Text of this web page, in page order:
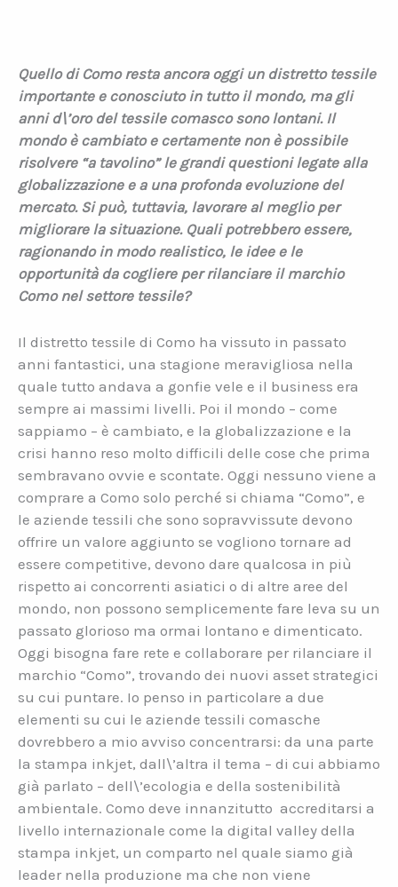
Quello di Como resta ancora oggi un distretto tessile
importante e conosciuto in tutto il mondo, ma gli
anni d\’oro del tessile comasco sono lontani. Il
mondo è cambiato e certamente non è possibile
risolvere “a tavolino” le grandi questioni legate alla
globalizzazione e a una profonda evoluzione del
mercato. Si può, tuttavia, lavorare al meglio per
migliorare la situazione. Quali potrebbero essere,
ragionando in modo realistico, le idee e le
opportunità da cogliere per rilanciare il marchio
Como nel settore tessile?
Il distretto tessile di Como ha vissuto in passato
anni fantastici, una stagione meravigliosa nella
quale tutto andava a gonfie vele e il business era
sempre ai massimi livelli. Poi il mondo – come
sappiamo – è cambiato, e la globalizzazione e la
crisi hanno reso molto difficili delle cose che prima
sembravano ovvie e scontate. Oggi nessuno viene a
comprare a Como solo perché si chiama “Como”, e
le aziende tessili che sono sopravvissute devono
offrire un valore aggiunto se vogliono tornare ad
essere competitive, devono dare qualcosa in più
rispetto ai concorrenti asiatici o di altre aree del
mondo, non possono semplicemente fare leva su un
passato glorioso ma ormai lontano e dimenticato.
Oggi bisogna fare rete e collaborare per rilanciare il
marchio “Como”, trovando dei nuovi asset strategici
su cui puntare. Io penso in particolare a due
elementi su cui le aziende tessili comasche
dovrebbero a mio avviso concentrarsi: da una parte
la stampa inkjet, dall\’altra il tema – di cui abbiamo
già parlato – dell\’ecologia e della sostenibilità
ambientale. Como deve innanzitutto accreditarsi a
livello internazionale come la digital valley della
stampa inkjet, un comparto nel quale siamo già
leader nella produzione ma che non viene